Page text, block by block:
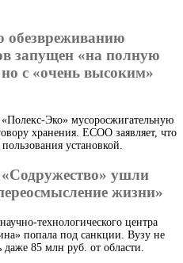
обезвреживанию
запущен «на полную
с «очень высоким»
Эко» мусоросжигательную
хранения. ЕСОО заявляет, что
установкой.
ушли
жизни»
технологического центра
попала под санкции. Вузу не
даже 85 млн руб. от области.